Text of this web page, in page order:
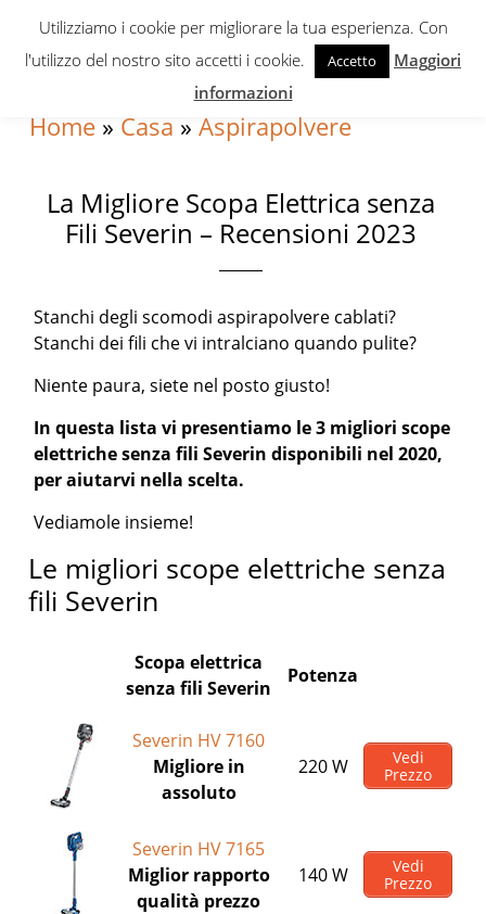
Skip
navigation
Skip
Skip
sidebar
Home » Casa »Aspirapolvere
La Migliore Scopa Elettrica senza
Fili Severin – Recensioni 2023
Stanchi degli scomodi aspirapolvere cablati?
Stanchi dei fili che vi intralciano quando pulite?
Niente paura, siete nel posto giusto!
In questa lista vi presentiamo le 3 migliori scope
elettriche senza fili Severin disponibili nel 2020,
per aiutarvi nella scelta.
Vediamole insieme!
Le migliori scope elettriche senza
fili Severin
Scopa elettrica
senza fili Severin
Potenza
Severin HV 7160
Migliore in
assoluto
220 W
Vedi
Prezzo
Severin HV 7165
Miglior rapporto
qualità prezzo
140 W
Vedi
Prezzo
Utilizziamo i cookie per migliorare la tua esperienza. Con
l'utilizzo del nostro sito accetti i cookie.
Accetto
Maggiori
informazioni